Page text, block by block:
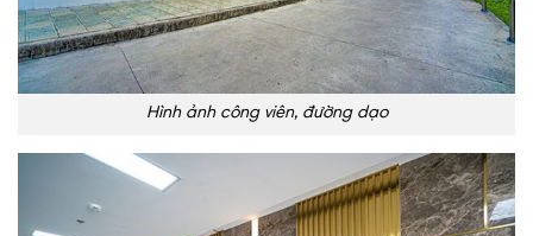
Hình ảnh công viên, đường dạo